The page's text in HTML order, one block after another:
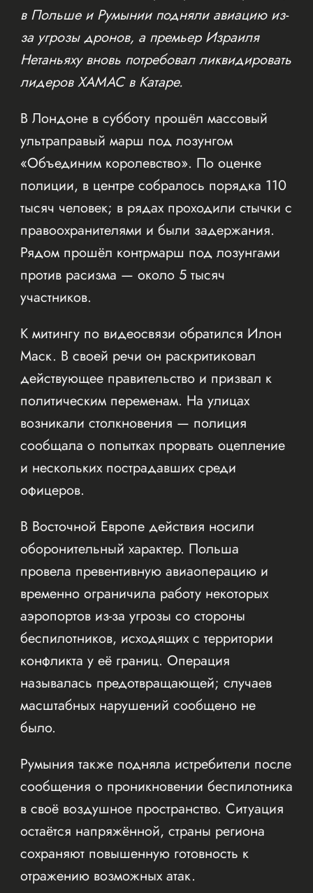
в Польше и Румынии подняли авиацию из-
за угрозы дронов, а премьер Израиля
Нетаньяху вновь потребовал ликвидировать
лидеров ХАМАС в Катаре.
В Лондоне в субботу прошёл массовый
ультраправый марш под лозунгом
«Объединим королевство». По оценке
полиции, в центре собралось порядка 110
тысяч человек; в рядах проходили стычки с
правоохранителями и были задержания.
Рядом прошёл контрмарш под лозунгами
против расизма — около 5 тысяч
участников.
К митингу по видеосвязи обратился Илон
Маск. В своей речи он раскритиковал
действующее правительство и призвал к
политическим переменам. На улицах
возникали столкновения — полиция
сообщала о попытках прорвать оцепление
и нескольких пострадавших среди
офицеров.
В Восточной Европе действия носили
оборонительный характер. Польша
провела превентивную авиаоперацию и
временно ограничила работу некоторых
аэропортов из-за угрозы со стороны
беспилотников, исходящих с территории
конфликта у её границ. Операция
называлась предотвращающей; случаев
масштабных нарушений сообщено не
было.
Румыния также подняла истребители после
сообщения о проникновении беспилотника
в своё воздушное пространство. Ситуация
остаётся напряжённой, страны региона
сохраняют повышенную готовность к
отражению возможных атак.